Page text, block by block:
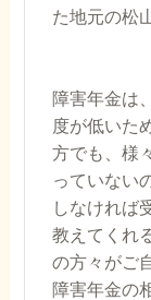
た地元の松
障害年金は
度が低いた
方でも、様
っていない
しなければ
教えてくれ
の方々がご
障害年金の